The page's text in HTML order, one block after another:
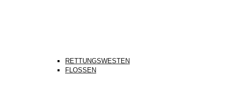
RETTUNGSWESTEN
FLOSSEN